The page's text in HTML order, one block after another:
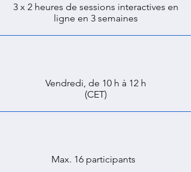
3 x 2 heures de sessions interactives en
ligne en 3 semaines
Vendredi, de 10 h à 12 h
(CET)
Max. 16 participants